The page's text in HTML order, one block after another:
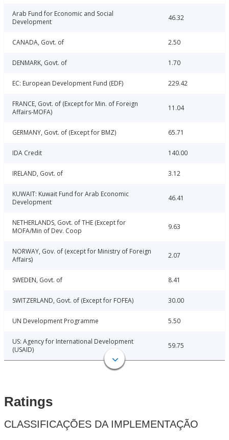
Arab Fund for Economic and Social
Development
46.32
CANADA, Govt. of 2.50
DENMARK, Govt. of 1.70
EC: European Development Fund (EDF) 229.42
FRANCE, Govt. of (Except for Min. of Foreign
Affairs-MOFA)
11.04
GERMANY, Govt. of (Except for BMZ) 65.71
IDA Credit 140.00
IRELAND, Govt. of 3.12
KUWAIT: Kuwait Fund for Arab Economic
Development
46.41
NETHERLANDS, Govt. of THE (Except for
MOFA/Min of Dev. Coop
9.63
NORWAY, Gov. of (except for Ministry of Foreign
Affairs)
2.07
SWEDEN, Govt. of 8.41
SWITZERLAND, Govt. of (Except for FOFEA) 30.00
UN Development Programme 5.50
US: Agency for International Development
(USAID)
59.75
Ratings
CLASSIFICAÇÕES DA IMPLEMENTAÇÃO